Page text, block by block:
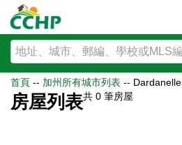
首頁 -- 加州所有城市列表 -- Dardanelle
房屋列表共 0 筆房屋